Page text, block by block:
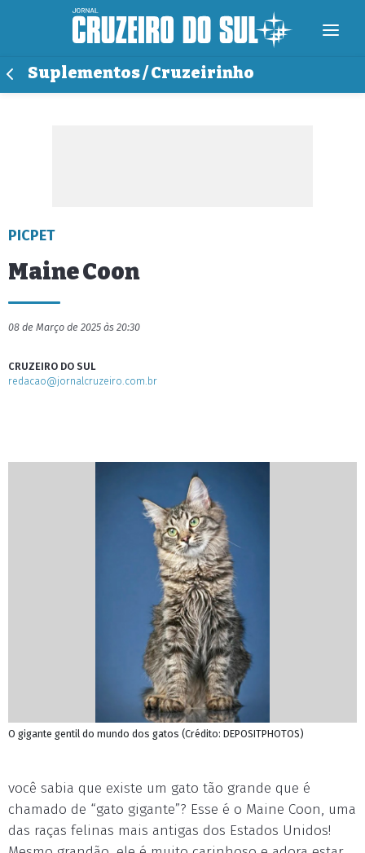
Suplementos / Cruzeirinho
PICPET
Maine Coon
08 de Março de 2025 às 20:30
CRUZEIRO DO SUL
redacao@jornalcruzeiro.com.br
O gigante gentil do mundo dos gatos (Crédito: DEPOSITPHOTOS)
você sabia que existe um gato tão grande que é
chamado de “gato gigante”? Esse é o Maine Coon, uma
das raças felinas mais antigas dos Estados Unidos!